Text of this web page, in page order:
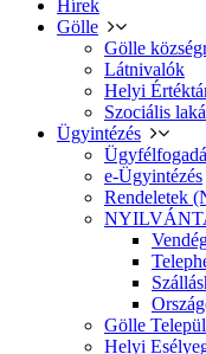
Hírek
Gölle
Gölle
Látnivalók
Helyi
Szociális
Ügyintézés
e-Ügyintézés
Rendeletek
Gölle
Helyi